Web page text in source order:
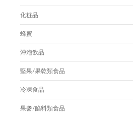
化粧品
蜂蜜
沖泡飲品
堅果/果乾類食品
冷凍食品
果醬/餡料類食品